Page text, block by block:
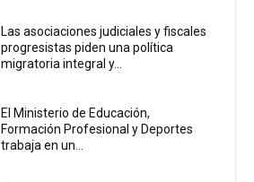
Las asociaciones judiciales y fiscales
progresistas piden una política
migratoria integral y...
El Ministerio de Educación,
Formación Profesional y Deportes
trabaja en un...